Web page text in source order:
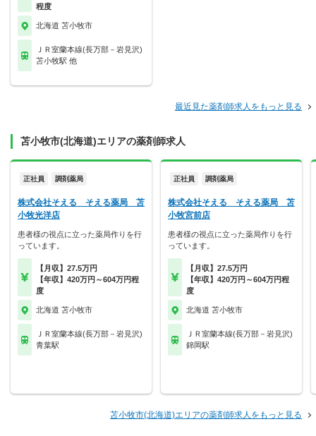
程度
北海道 苫小牧市
ＪＲ室蘭本線(長万部－岩見沢)
苫小牧駅 他
最近見た薬剤師求人をもっと見る
苫小牧市(北海道)エリアの薬剤師求人
正社員 調剤薬局
株式会社そえる そえる薬局 苫
小牧光洋店
患者様の視点に立った薬局作りを行
っています。
【月収】27.5万円
【年収】420万円～604万円程
度
北海道 苫小牧市
ＪＲ室蘭本線(長万部－岩見沢)
青葉駅
正社員 調剤薬局
株式会社そえる そえる薬局 苫
小牧宮前店
患者様の視点に立った薬局作りを行
っています。
【月収】27.5万円
【年収】420万円～604万円程
度
北海道 苫小牧市
ＪＲ室蘭本線(長万部－岩見沢)
錦岡駅
苫小牧市(北海道)エリアの薬剤師求人をもっと見る